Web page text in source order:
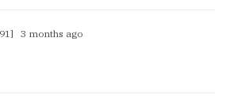
3 months ago